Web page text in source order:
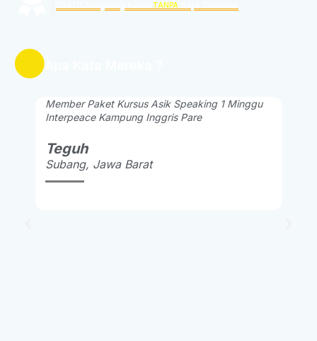
TANPA
Member Paket Kursus Asik Speaking 1 Minggu
Interpeace Kampung Inggris Pare
Teguh
Subang, Jawa Barat